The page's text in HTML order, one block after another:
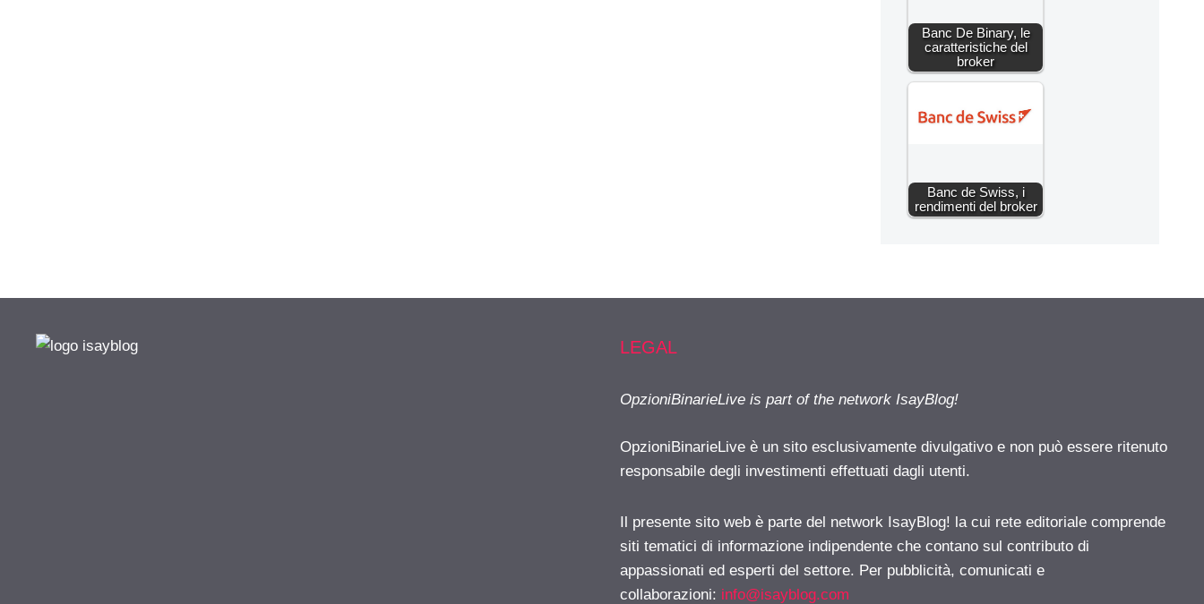
Banc De Binary, le
caratteristiche del
broker
Banc de Swiss, i
rendimenti del broker
LEGAL
OpzioniBinarieLive is part of the network IsayBlog!
OpzioniBinarieLive è un sito esclusivamente divulgativo e non può essere ritenuto
responsabile degli investimenti effettuati dagli utenti.
Il presente sito web è parte del network IsayBlog! la cui rete editoriale comprende
siti tematici di informazione indipendente che contano sul contributo di
appassionati ed esperti del settore. Per pubblicità, comunicati e
collaborazioni: info@isayblog.com